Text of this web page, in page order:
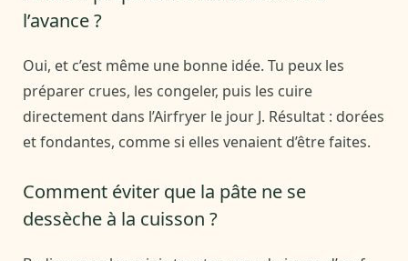
l’avance ?
Oui, et c’est même une bonne idée. Tu peux les
préparer crues, les congeler, puis les cuire
directement dans l’Airfryer le jour J. Résultat : dorées
et fondantes, comme si elles venaient d’être faites.
Comment éviter que la pâte ne se
dessèche à la cuisson ?